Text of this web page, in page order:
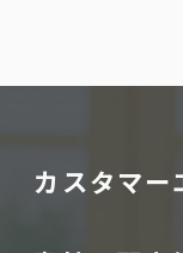
カスタマー